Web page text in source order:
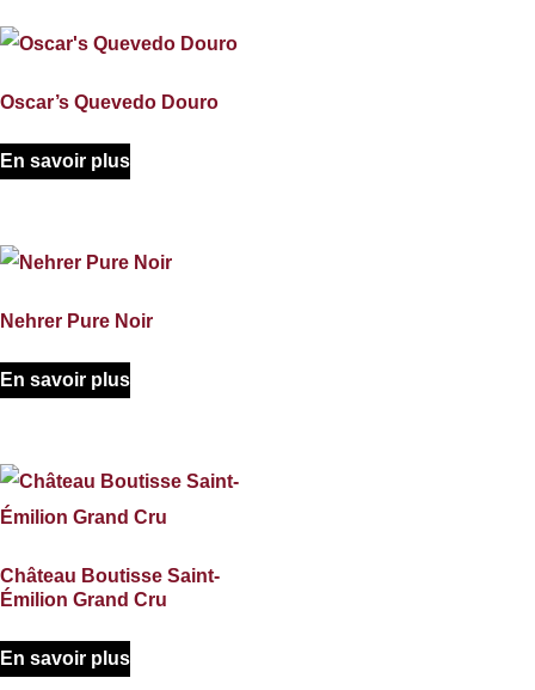
Oscar’s Quevedo Douro
En savoir plus
Nehrer Pure Noir
En savoir plus
Château Boutisse Saint-
Émilion Grand Cru
En savoir plus